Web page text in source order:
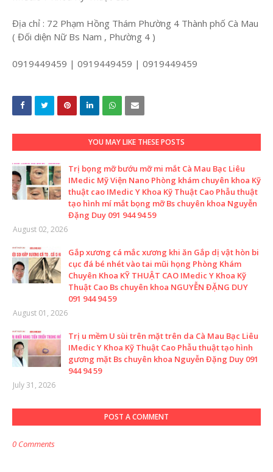
Địa chỉ : 72 Phạm Hồng Thám Phường 4 Thành phố Cà Mau
( Đối diện Nữ Bs Nam , Phường 4 )
0919449459 | 0919449459 | 0919449459
YOU MAY LIKE THESE POSTS
Trị bọng mỡ bướu mỡ mi mắt Cà Mau Bạc Liêu
IMedic Mỹ Viện Nano Phòng khám chuyên khoa Kỹ
thuật cao IMedic Y Khoa Kỹ Thuật Cao Phẫu thuật
tạo hình mí mắt bọng mỡ Bs chuyên khoa Nguyễn
Đặng Duy 091 944 94 59
August 02, 2026
Gắp xương cá mắc xương khi ăn Gắp dị vật hòn bi
cục đá bé nhét vào tai mũi họng Phòng Khám
Chuyên Khoa KỸ THUẬT CAO IMedic Y Khoa Kỹ
Thuật Cao Bs chuyên khoa NGUYỄN ĐẶNG DUY
091 944 94 59
August 01, 2026
Trị u mềm U sùi trên mặt trên da Cà Mau Bạc Liêu
IMedic Y Khoa Kỹ Thuật Cao Phẫu thuật tạo hình
gương mặt Bs chuyên khoa Nguyễn Đặng Duy 091
944 94 59
July 31, 2026
POST A COMMENT
0 Comments